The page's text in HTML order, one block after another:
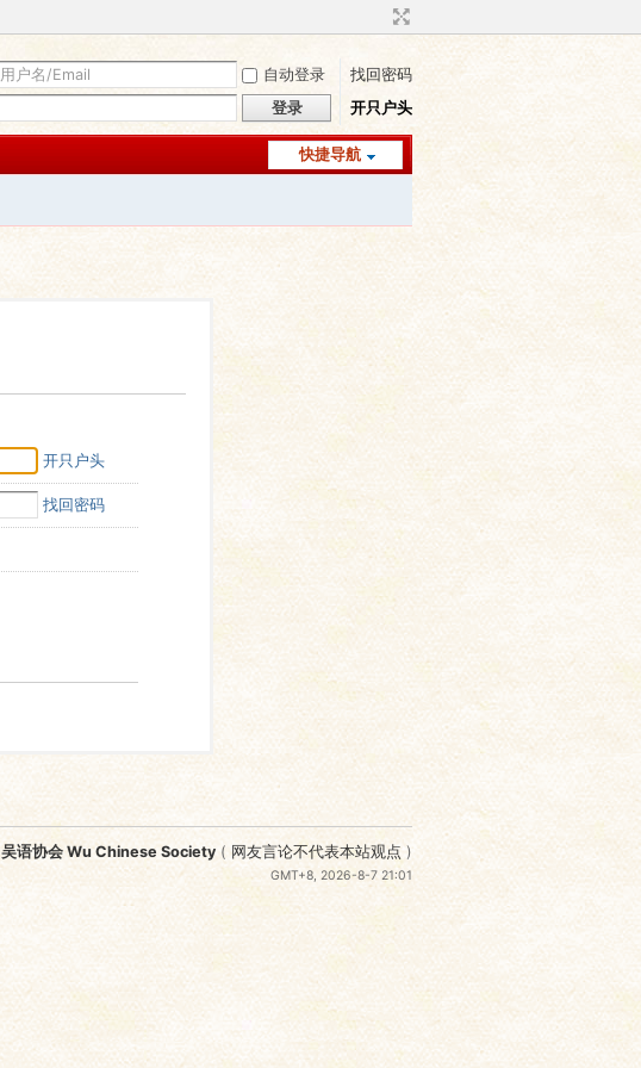
自动登录
找回密码
登录 开只户头
快捷导航
开只户头
找回密码
吴语协会 Wu Chinese Society ( 网友言论不代表本站观点 )
GMT+8, 2026-8-7 21:01